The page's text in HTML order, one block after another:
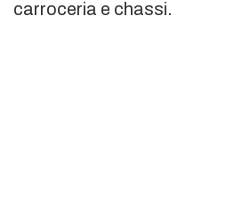
carroceria e chassi.